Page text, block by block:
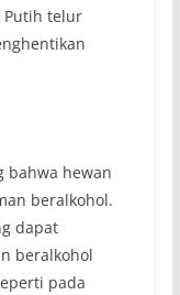
Putih telur
bahwa hewan
beralkohol.
dapat
beralkohol
pada